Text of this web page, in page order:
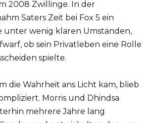
2008 Zwillinge. In der
Saters Zeit bei Fox 5 ein
unter wenig klaren Umständen,
ob sein Privatleben eine Rolle
spielte.
die Wahrheit ans Licht kam, blieb
Morris und Dhindsa
mehrere Jahre lang